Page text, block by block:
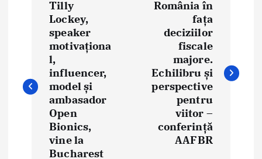
g
Tilly
Lockey,
speaker
motivaționa
l,
influencer,
model și
ambasador
Open
Bionics,
vine la
Bucharest
România în
fața
deciziilor
fiscale
majore.
Echilibru și
perspective
pentru
viitor –
conferință
AAFBR